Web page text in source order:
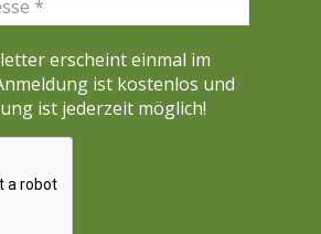
erscheint einmal im
ist kostenlos und
ist jederzeit möglich!